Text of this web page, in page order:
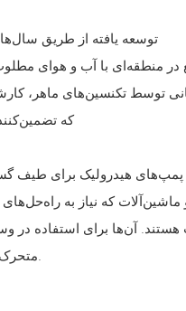
- توسعه یافته از طریق
در منطقه‌ای با آب و هوای
که
پمپ‌های هیدرولیک برای طیف
ماشین‌آلات که نیاز به
آن‌ها برای استفاده در
متحرک یا ثابت که نیاز به عملکرد فرمان کارآمد دارند، ایده‌آل هستند.